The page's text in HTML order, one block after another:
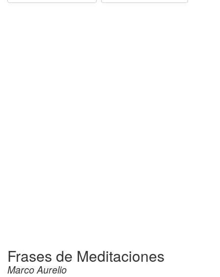
Frases de Meditaciones
Marco Aurelio